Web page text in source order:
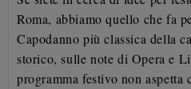
Roma, abbiamo quello che fa
Capodanno più classica della
storico, sulle note di Opera e
programma festivo non